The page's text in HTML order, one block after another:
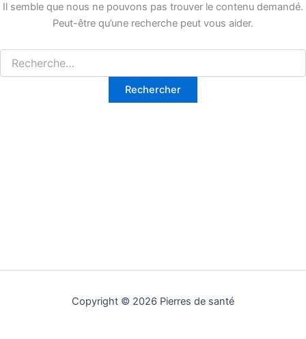
Il semble que nous ne pouvons pas trouver le contenu demandé.
Peut-être qu’une recherche peut vous aider.
Copyright © 2026 Pierres de santé